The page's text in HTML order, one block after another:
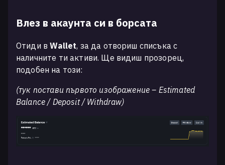
Влез в акаунта си в борсата
Отиди вWallet, за да отвориш списъка с
наличните ти активи. Ще видиш прозорец,
подобен на този:
(тук постави първото изображение – Estimated
Balance / Deposit / Withdraw)